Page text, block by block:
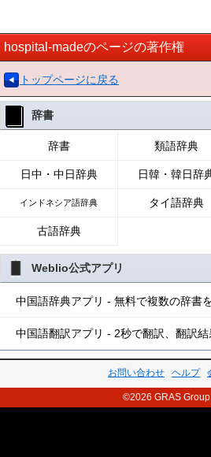
hospital-madeのページの著作権
トップページに戻る
辞書
辞書 類語辞典
日中・中日辞典 日韓・韓日辞
インドネシア語辞典 タイ語辞典
古語辞典
Weblio公式アプリ
中国語辞典アプリ - 無料で複数の辞書
中国語翻訳アプリ - 2秒で翻訳、翻訳
お問い合わせ ヘルプ
©2026 GRAS